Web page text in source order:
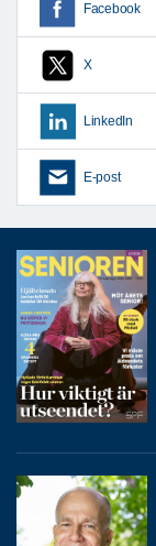
Facebook
X
LinkedIn
E-post